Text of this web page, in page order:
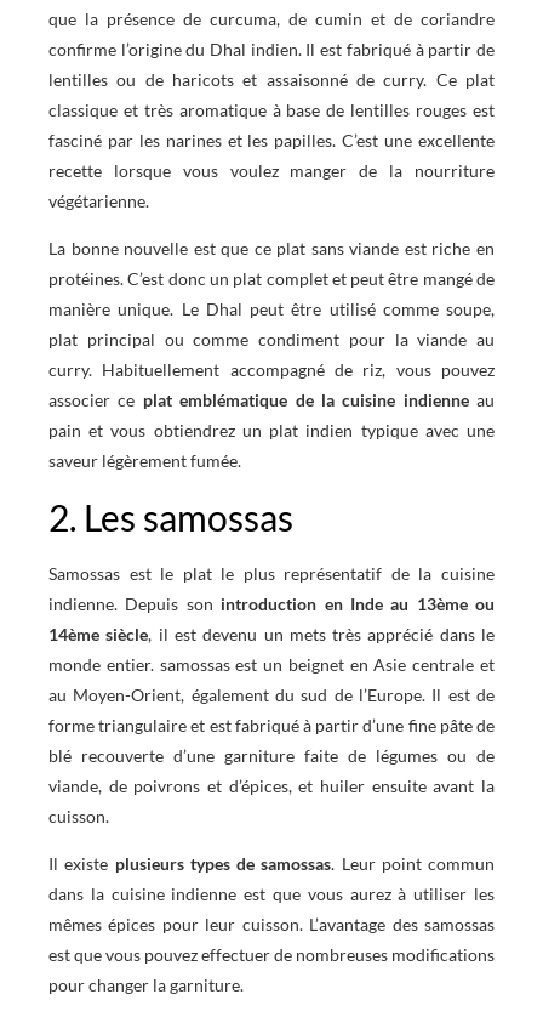
que la présence de curcuma, de cumin et de coriandre
confirme l’origine du Dhal indien. Il est fabriqué à partir de
lentilles ou de haricots et assaisonné de curry. Ce plat
classique et très aromatique à base de lentilles rouges est
fasciné par les narines et les papilles. C’est une excellente
recette lorsque vous voulez manger de la nourriture
végétarienne.
La bonne nouvelle est que ce plat sans viande est riche en
protéines. C’est donc un plat complet et peut être mangé de
manière unique. Le Dhal peut être utilisé comme soupe,
plat principal ou comme condiment pour la viande au
curry. Habituellement accompagné de riz, vous pouvez
associer ce plat emblématique de la cuisine indienneau
pain et vous obtiendrez un plat indien typique avec une
saveur légèrement fumée.
2. Les samossas
Samossas est le plat le plus représentatif de la cuisine
indienne. Depuis son introduction en Inde au 13ème ou
14ème siècle, il est devenu un mets très apprécié dans le
monde entier. samossas est un beignet en Asie centrale et
au Moyen-Orient, également du sud de l’Europe. Il est de
forme triangulaire et est fabriqué à partir d’une fine pâte de
blé recouverte d’une garniture faite de légumes ou de
viande, de poivrons et d’épices, et huiler ensuite avant la
cuisson.
Il existe plusieurs types de samossas. Leur point commun
dans la cuisine indienne est que vous aurez à utiliser les
mêmes épices pour leur cuisson. L’avantage des samossas
est que vous pouvez effectuer de nombreuses modifications
pour changer la garniture.